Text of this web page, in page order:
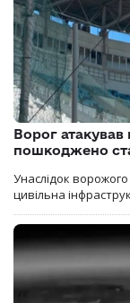
Ворог
пошкоджено
Унаслідок
цивільна